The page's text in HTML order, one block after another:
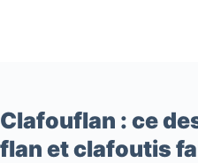
Clafouflan : ce
flan et clafoutis